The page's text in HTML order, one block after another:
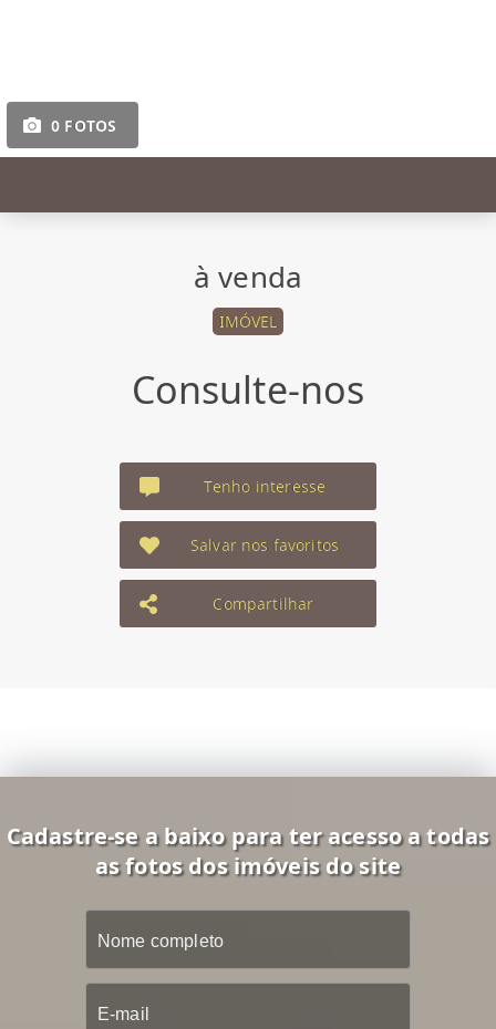
0 FOTOS
à venda
IMÓVEL
Consulte-nos
Tenho interesse
Salvar nos favoritos
Compartilhar
Cadastre-se a baixo para ter acesso a todas
as fotos dos imóveis do site